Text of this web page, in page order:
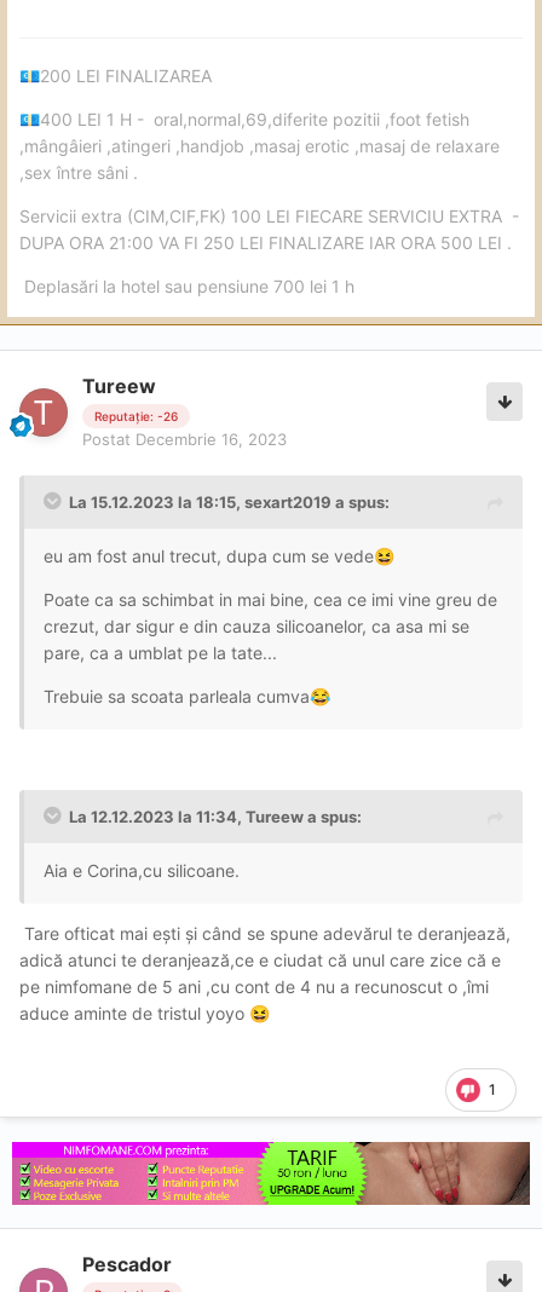
💶200 LEI FINALIZAREA
💶400 LEI 1 H - oral,normal,69,diferite pozitii ,foot fetish
,mângâieri ,atingeri ,handjob ,masaj erotic ,masaj de relaxare
,sex între sâni .
Servicii extra (CIM,CIF,FK) 100 LEI FIECARE SERVICIU EXTRA -
DUPA ORA 21:00 VA FI 250 LEI FINALIZARE IAR ORA 500 LEI .
Deplasări la hotel sau pensiune 700 lei 1 h
Tureew
Reputație: -26
Postat Decembrie 16, 2023
La 15.12.2023 la 18:15, sexart2019 a spus:
eu am fost anul trecut, dupa cum se vede😆
Poate ca sa schimbat in mai bine, cea ce imi vine greu de
crezut, dar sigur e din cauza silicoanelor, ca asa mi se
pare, ca a umblat pe la tate...
Trebuie sa scoata parleala cumva😂
La 12.12.2023 la 11:34, Tureewa spus:
Aia e Corina,cu silicoane.
Tare ofticat mai ești și când se spune adevărul te deranjează,
adică atunci te deranjează,ce e ciudat că unul care zice că e
pe nimfomane de 5 ani ,cu cont de 4 nu a recunoscut o ,îmi
aduce aminte de tristul yoyo 😆
1
Pescador